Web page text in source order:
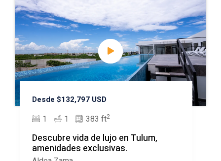
Desde $132,797 USD
1 1 383 ft2
Descubre vida de lujo en Tulum,
amenidades exclusivas.